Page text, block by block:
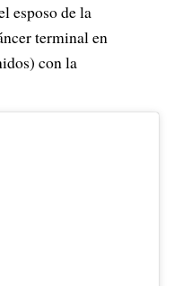
esposo de la
terminal en
con la